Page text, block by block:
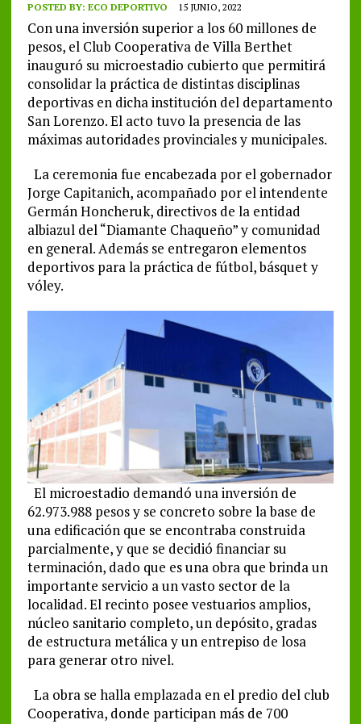
POSTED BY: ECO DEPORTIVO 15 JUNIO, 2022
Con una inversión superior a los 60 millones de
pesos, el Club Cooperativa de Villa Berthet
inauguró su microestadio cubierto que permitirá
consolidar la práctica de distintas disciplinas
deportivas en dicha institución del departamento
San Lorenzo. El acto tuvo la presencia de las
máximas autoridades provinciales y municipales.
La ceremonia fue encabezada por el gobernador
Jorge Capitanich, acompañado por el intendente
Germán Honcheruk, directivos de la entidad
albiazul del “Diamante Chaqueño” y comunidad
en general. Además se entregaron elementos
deportivos para la práctica de fútbol, básquet y
vóley.
El microestadio demandó una inversión de
62.973.988 pesos y se concreto sobre la base de
una edificación que se encontraba construida
parcialmente, y que se decidió financiar su
terminación, dado que es una obra que brinda un
importante servicio a un vasto sector de la
localidad. El recinto posee vestuarios amplios,
núcleo sanitario completo, un depósito, gradas
de estructura metálica y un entrepiso de losa
para generar otro nivel.
La obra se halla emplazada en el predio del club
Cooperativa, donde participan más de 700